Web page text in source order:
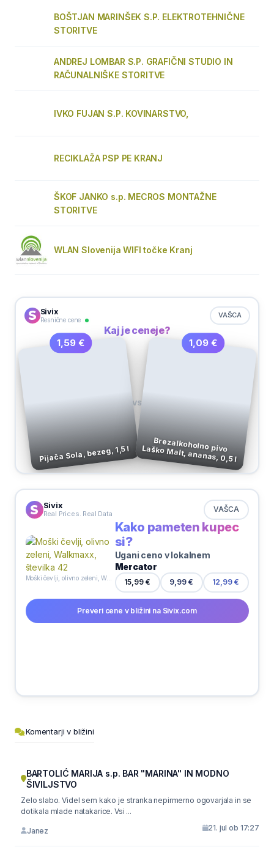
BOŠTJAN MARINŠEK S.P. ELEKTROTEHNIČNE
STORITVE
ANDREJ LOMBAR S.P. GRAFIČNI STUDIO IN
RAČUNALNIŠKE STORITVE
IVKO FUJAN S.P. KOVINARSTVO,
RECIKLAŽA PSP PE KRANJ
ŠKOF JANKO s.p. MECROS MONTAŽNE
STORITVE
WLAN Slovenija WIFI točke Kranj
Sivix
Resnične cene
VAŠCA
Kaj je ceneje?
1,59 €
Pijača Sola, bezeg, 1,5 l
VS
1,09 €
Brezalkoholno pivo Laško Malt, ananas, 0,5 l
Sivix
Real Prices. Real Data VAŠCA
Moški čevlji, olivno zeleni, Walkmaxx, številka 42
Kako pameten kupec
si?
Ugani ceno v lokalnem
Mercator
15,99 € 9,99 € 12,99 €
Preveri cene v bližini na Sivix.com
Komentarji v bližini
BARTOLIĆ MARIJA s.p. BAR "MARINA" IN MODNO
ŠIVILJSTVO
Zelo slabo. Videl sem kako je stranka nepirmerno ogovarjala in se
dotikala mlade natakarice. Vsi ...
Janez 21. jul ob 17:27